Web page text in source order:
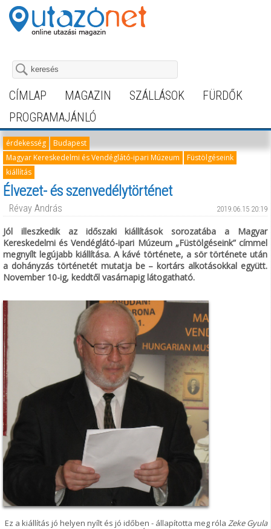
CÍMLAP MAGAZIN SZÁLLÁSOK
FÜRDŐK
PROGRAMAJÁNLÓ
érdekesség
Budapest
Magyar Kereskedelmi és Vendéglátó-ipari Múzeum
Füstölgéseink
kiállítás
Élvezet- és szenvedélytörténet
Révay András 2019.06.15 20:19
Jól illeszkedik az időszaki kiállítások sorozatába a Magyar
Kereskedelmi és Vendéglátó-ipari Múzeum „Füstölgéseink” címmel
megnyílt legújabb kiállítása. A kávé története, a sör története után
a dohányzás történetét mutatja be – kortárs alkotásokkal együtt.
November 10-ig, keddtől vasárnapig látogatható.
Ez a kiállítás jó helyen nyílt és jó időben - állapította meg róla Zeke Gyula